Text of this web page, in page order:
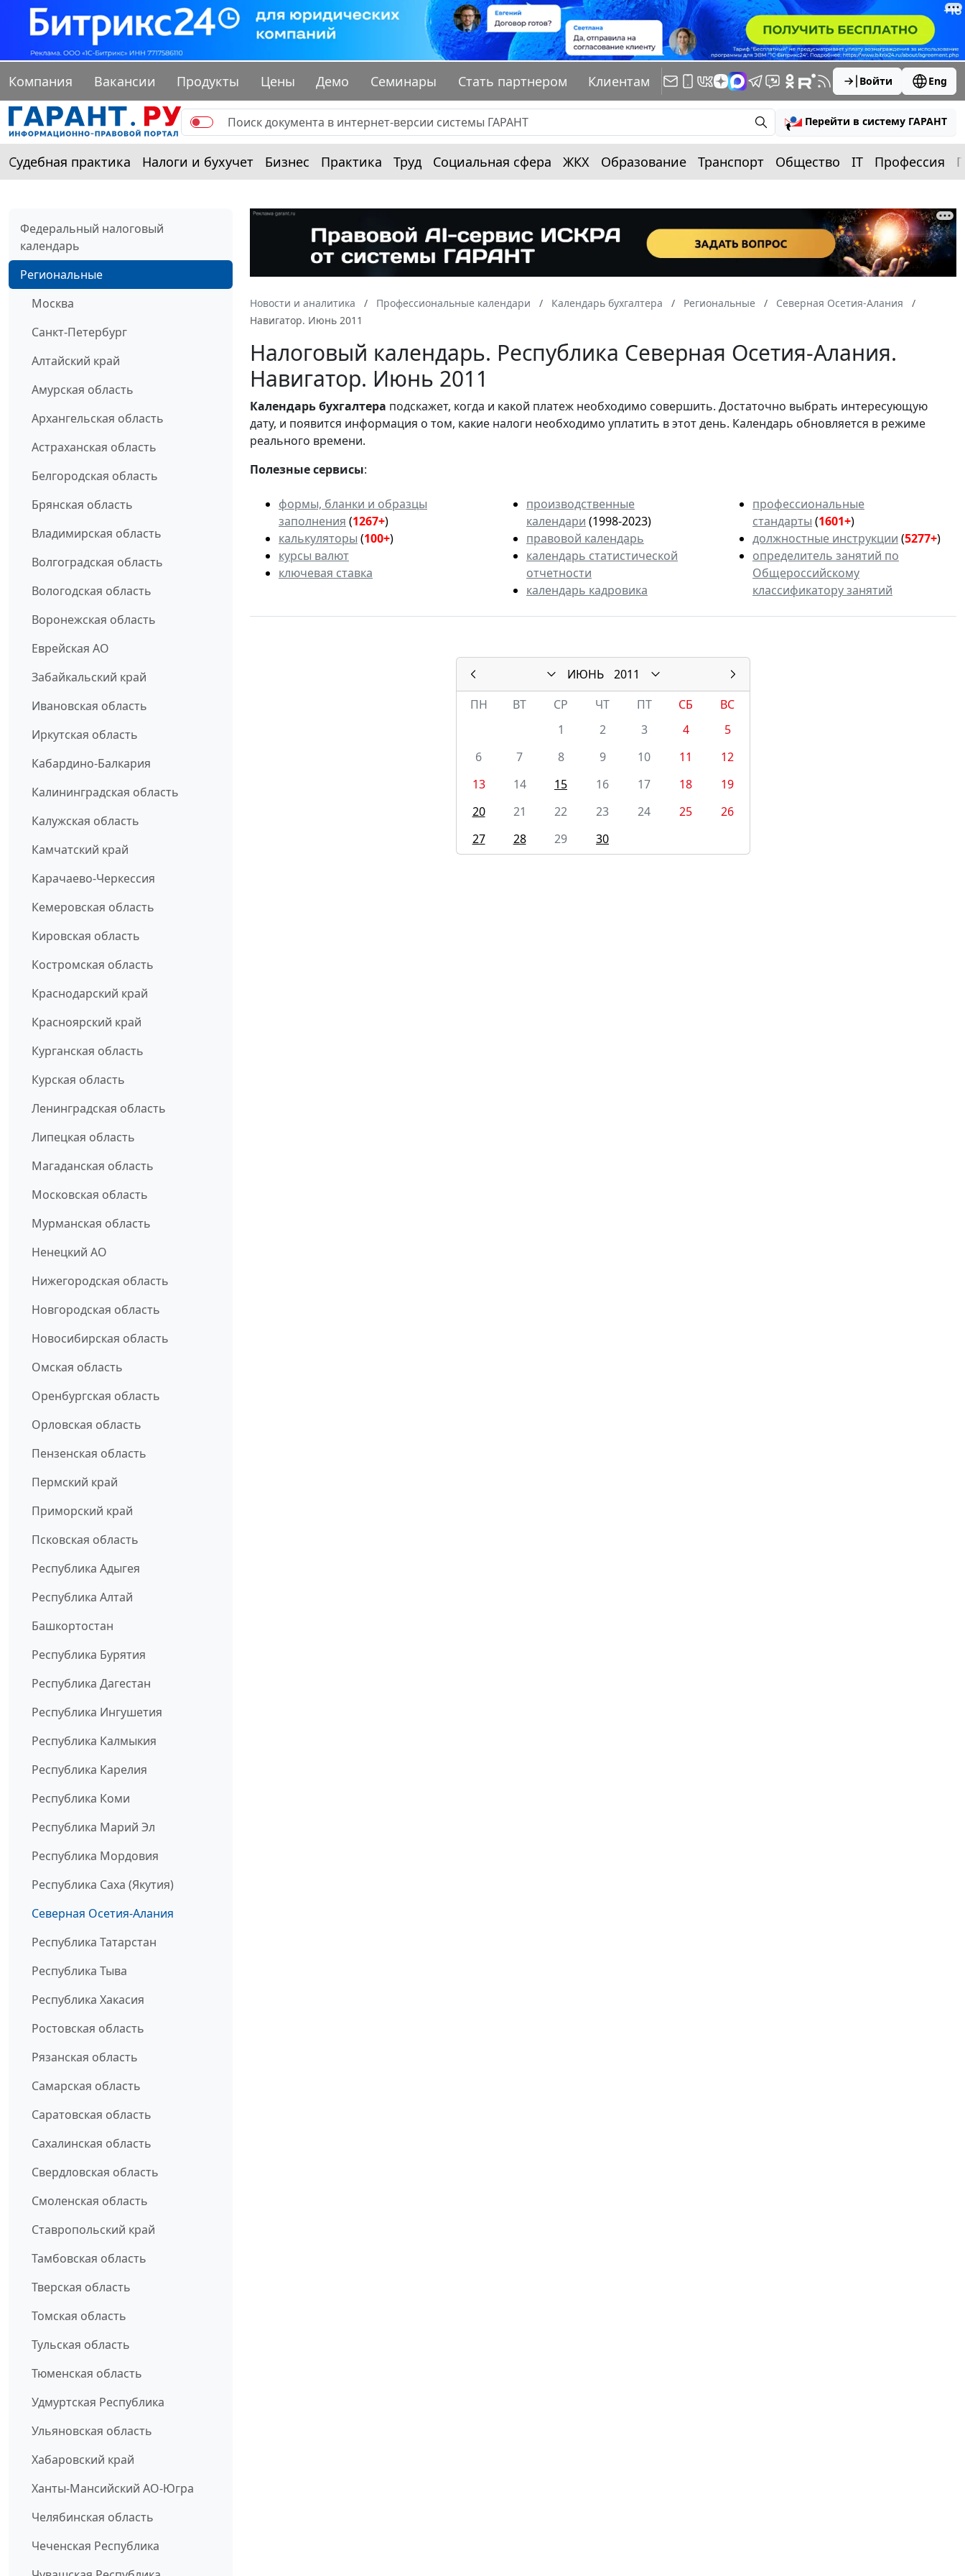
Компания Вакансии Продукты Цены Демо Семинары Стать партнером Клиентам Войти Eng
Перейти в систему ГАРАНТ
Судебная практика Налоги и бухучет Бизнес Практика Труд Социальная сфера ЖКХ Образование Транспорт Общество IT Профессия
Федеральный налоговый
календарь
Региональные
Москва
Санкт-Петербург
Алтайский край
Амурская область
Архангельская область
Астраханская область
Белгородская область
Брянская область
Владимирская область
Волгоградская область
Вологодская область
Воронежская область
Еврейская АО
Забайкальский край
Ивановская область
Иркутская область
Кабардино-Балкария
Калининградская область
Калужская область
Камчатский край
Карачаево-Черкессия
Кемеровская область
Кировская область
Костромская область
Краснодарский край
Красноярский край
Курганская область
Курская область
Ленинградская область
Липецкая область
Магаданская область
Московская область
Мурманская область
Ненецкий АО
Нижегородская область
Новгородская область
Новосибирская область
Омская область
Оренбургская область
Орловская область
Пензенская область
Пермский край
Приморский край
Псковская область
Республика Адыгея
Республика Алтай
Башкортостан
Республика Бурятия
Республика Дагестан
Республика Ингушетия
Республика Калмыкия
Республика Карелия
Республика Коми
Республика Марий Эл
Республика Мордовия
Республика Саха (Якутия)
Северная Осетия-Алания
Республика Татарстан
Республика Тыва
Республика Хакасия
Ростовская область
Рязанская область
Самарская область
Саратовская область
Сахалинская область
Свердловская область
Смоленская область
Ставропольский край
Тамбовская область
Тверская область
Томская область
Тульская область
Тюменская область
Удмуртская Республика
Ульяновская область
Хабаровский край
Ханты-Мансийский АО-Югра
Челябинская область
Чеченская Республика
Новости и аналитика Профессиональные календари Календарь бухгалтера Региональные
Северная Осетия-Алания
Навигатор. Июнь 2011
Налоговый календарь. Республика Северная Осетия-Алания.
Навигатор. Июнь 2011
Календарьбухгалтера подскажет, когда и какой платеж необходимо совершить. Достаточно выбрать интересующую
дату, и появится информация о том, какие налоги необходимо уплатить в этот день. Календарь обновляется в режиме
реального времени.
Полезные сервисы:
формы, бланки и образцы
заполнения (1267+)
калькуляторы (100+)
курсы валют
ключевая ставка
производственные
календари (1998-2023)
правовой календарь
календарь статистической
отчетности
календарь кадровика
профессиональные
стандарты (1601+)
должностные инструкции (5277+)
определитель занятий по
Общероссийскому
классификатору занятий
ИЮНЬ
2011
ПН
ВТ СР ЧТ ПТ СБ
ВС
1
2 3 4
5
6
7 8 9 10 11
12
13
14 15 16 17 18
19
20
21 22 23 24 25
26
27
28 29 30